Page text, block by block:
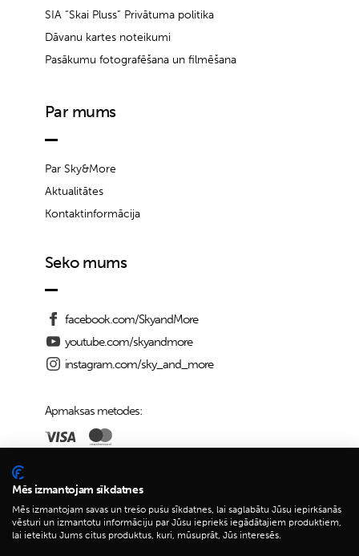
SIA “Skai Pluss” Privātuma politika
Dāvanu kartes noteikumi
Pasākumu fotografēšana un filmēšana
Par mums
Par Sky&More
Aktualitātes
Kontaktinformācija
Seko mums
facebook.com/SkyandMore
youtube.com/skyandmore
instagram.com/sky_and_more
Apmaksas metodes:
Piegādes iespējas:
Mēs izmantojam sīkdatnes
Mēs izmantojam savas un trešo pušu sīkdatnes, lai saglabātu Jūsu iepirkšanās
vēsturi un izmantotu informāciju par Jūsu iepriekš iegādātajiem produktiem,
lai ieteiktu Jums citus produktus, kuri, mūsuprāt, Jūs interesēs.